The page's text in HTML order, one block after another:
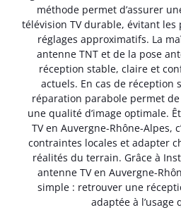
méthode permet d’assurer
télévision TV durable, évitant
réglages approximatifs. La
antenne TNT et de la pose
réception stable, claire et
actuels. En cas de réception
réparation parabole permet
une qualité d’image optimale.
TV en Auvergne-Rhône-Alpes,
contraintes locales et adapter
réalités du terrain. Grâce à
antenne TV en Auvergne-
simple : retrouver une
adaptée à l’usage